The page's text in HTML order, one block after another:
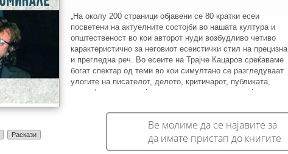
Раскази
„На околу 200 страници објавени се 80 кратки есеи
посветени на актуелните состојби во нашата култура и
општественост во кои авторот нуди возбудливо четиво
карактеристично за неговиот есеистички стил на прецизна
и прегледна реч. Во есеите на Трајче Кацаров среќаваме
богат спектар од теми во кои симултано се разгледуваат
улогите на писателот, делото, критичарот, публиката,
атмосферата на трајното и минливото, провинцијализмот
Ве молиме да се најавите за
да имате пристап до книгите